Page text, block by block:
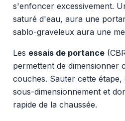
s'enfoncer excessivement.
saturé d'eau, aura une
sablo-graveleux aura une
Les essais de portance
permettent de dimensionner
couches. Sauter cette
sous-dimensionnement et
rapide de la chaussée.